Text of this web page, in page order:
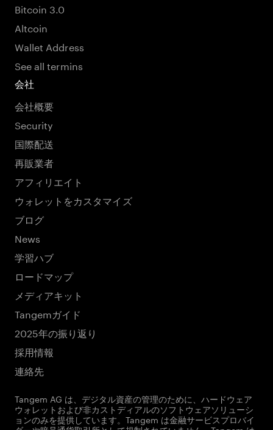
Bitcoin 3.0
Altcoin
Wallet Address
See all termins
会社
会社概要
Security
国際配送
再販業者
アフィリエイト
ウォレットをカスタマイズ
ブログ
News
学習ハブ
ロードマップ
メディアキット
Tangemガイド
2025年の振り返り
採用情報
連絡先
Tangem AG は、デジタル資産の管理のために、ハードウェア
ウォレットおよび非カストディアルのソフトウェアソリューシ
ョンのみを提供しています。Tangem は金融サービスプロバイ